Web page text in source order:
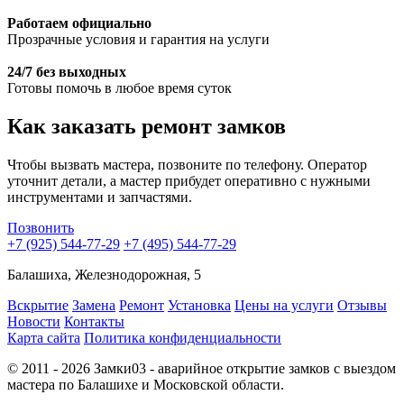
Работаем официально
Прозрачные условия и гарантия на услуги
24/7 без выходных
Готовы помочь в любое время суток
Как заказать ремонт замков
Чтобы вызвать мастера, позвоните по телефону. Оператор
уточнит детали, а мастер прибудет оперативно с нужными
инструментами и запчастями.
Позвонить
+7 (925) 544-77-29 +7 (495) 544-77-29
Балашиха, Железнодорожная, 5
Вскрытие Замена Ремонт Установка Цены на услуги Отзывы
Новости Контакты
Карта сайта Политика конфиденциальности
© 2011 - 2026 Замки03 - аварийное открытие замков с выездом
мастера по Балашихе и Московской области.